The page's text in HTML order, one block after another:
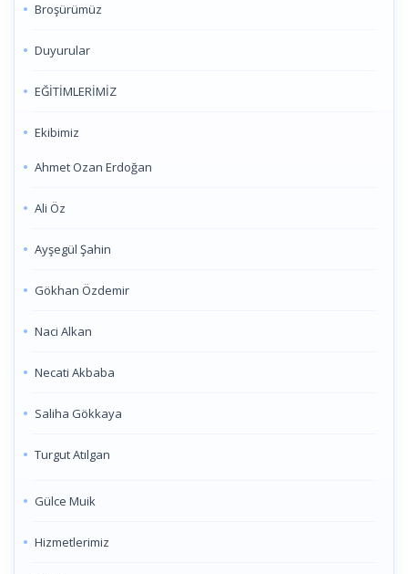
Broşürümüz
Duyurular
EĞİTİMLERİMİZ
Ekibimiz
Ahmet Ozan Erdoğan
Ali Öz
Ayşegül Şahin
Gökhan Özdemir
Naci Alkan
Necati Akbaba
Saliha Gökkaya
Turgut Atılgan
Gülce Muik
Hizmetlerimiz